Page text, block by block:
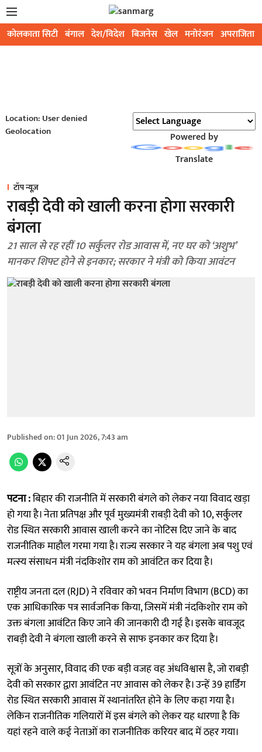
कोलकाता सिटी बंगाल देश/विदेश बिजनेस खेल मनोरंजन अपराजिता
Location: User denied
Geolocation
Powered by
Translate
टॉप न्यूज़
राबड़ी देवी को खाली करना होगा सरकारी
बंगला
21 साल से रह रहीं 10 सर्कुलर रोड आवास में, नए घर को ‘अशुभ’
मानकर शिफ्ट होने से इनकार; सरकार ने मंत्री को किया आवंटन
Published on:01 Jun 2026, 7:43 am
पटना :बिहार की राजनीति में सरकारी बंगले को लेकर नया विवाद खड़ा
हो गया है। नेता प्रतिपक्ष और पूर्व मुख्यमंत्री राबड़ी देवी को 10, सर्कुलर
रोड स्थित सरकारी आवास खाली करने का नोटिस दिए जाने के बाद
राजनीतिक माहौल गरमा गया है। राज्य सरकार ने यह बंगला अब पशु एवं
मत्स्य संसाधन मंत्री नंदकिशोर राम को आवंटित कर दिया है।
राष्ट्रीय जनता दल (RJD) ने रविवार को भवन निर्माण विभाग (BCD) का
एक आधिकारिक पत्र सार्वजनिक किया, जिसमें मंत्री नंदकिशोर राम को
उक्त बंगला आवंटित किए जाने की जानकारी दी गई है। इसके बावजूद
राबड़ी देवी ने बंगला खाली करने से साफ इनकार कर दिया है।
सूत्रों के अनुसार, विवाद की एक बड़ी वजह वह अंधविश्वास है, जो राबड़ी
देवी को सरकार द्वारा आवंटित नए आवास को लेकर है। उन्हें 39 हार्डिंग
रोड स्थित सरकारी आवास में स्थानांतरित होने के लिए कहा गया है।
लेकिन राजनीतिक गलियारों में इस बंगले को लेकर यह धारणा है कि
यहां रहने वाले कई नेताओं का राजनीतिक करियर बाद में ठहर गया।